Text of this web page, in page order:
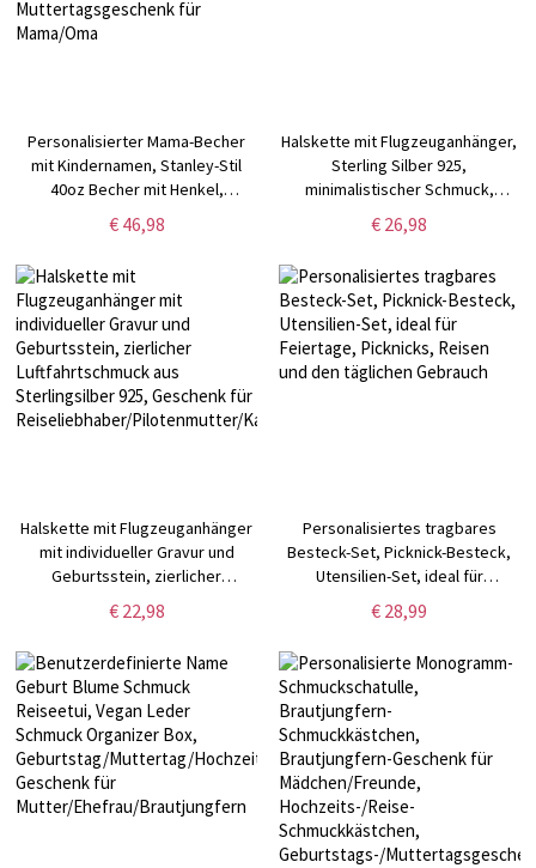
Personalisierter Mama-Becher
mit Kindernamen, Stanley-Stil
40oz Becher mit Henkel,
Isolierbecher mit Blumenmotiv,
Muttertagsgeschenk für
€ 46,98
Halskette mit Flugzeuganhänger,
Sterling Silber 925,
minimalistischer Schmuck,
Geschenk für
Reiseliebhaber/Piloten/
€ 26,98
Halskette mit Flugzeuganhänger
mit individueller Gravur und
Geburtsstein, zierlicher
Luftfahrtschmuck aus
Sterlingsilber 925, Geschenk für
Reiseliebhaber/Pilotenmutter/Kabinenpersonal
€ 22,98
Personalisiertes tragbares
Besteck-Set, Picknick-Besteck,
Utensilien-Set, ideal für
Feiertage, Picknicks, Reisen und
den täglichen Gebrauch
€ 28,99